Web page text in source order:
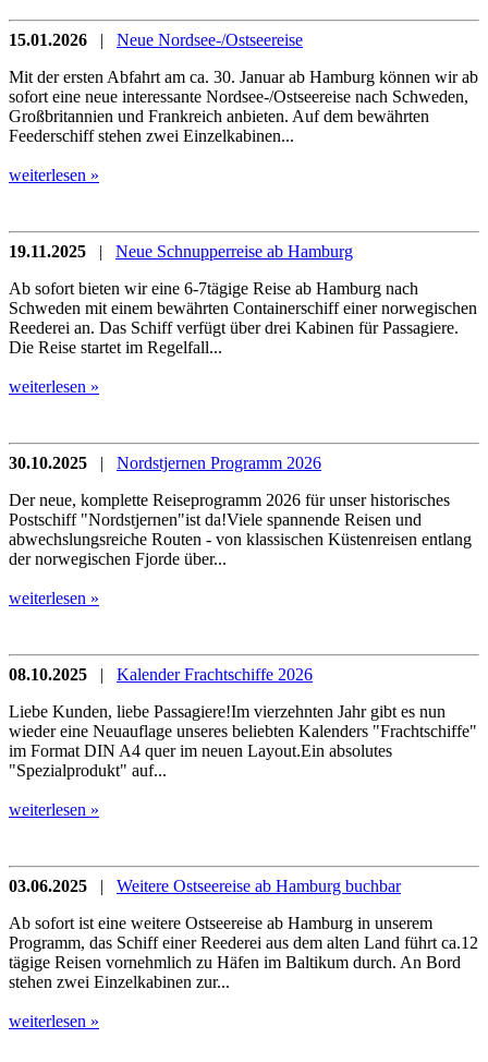
15.01.2026 | Neue Nordsee-/Ostseereise
Mit der ersten Abfahrt am ca. 30. Januar ab Hamburg können wir ab
sofort eine neue interessante Nordsee-/Ostseereise nach Schweden,
Großbritannien und Frankreich anbieten. Auf dem bewährten
Feederschiff stehen zwei Einzelkabinen...
weiterlesen »
19.11.2025 | Neue Schnupperreise ab Hamburg
Ab sofort bieten wir eine 6-7tägige Reise ab Hamburg nach
Schweden mit einem bewährten Containerschiff einer norwegischen
Reederei an. Das Schiff verfügt über drei Kabinen für Passagiere.
Die Reise startet im Regelfall...
weiterlesen »
30.10.2025 | Nordstjernen Programm 2026
Der neue, komplette Reiseprogramm 2026 für unser historisches
Postschiff "Nordstjernen"ist da!Viele spannende Reisen und
abwechslungsreiche Routen - von klassischen Küstenreisen entlang
der norwegischen Fjorde über...
weiterlesen »
08.10.2025 | Kalender Frachtschiffe 2026
Liebe Kunden, liebe Passagiere!Im vierzehnten Jahr gibt es nun
wieder eine Neuauflage unseres beliebten Kalenders "Frachtschiffe"
im Format DIN A4 quer im neuen Layout.Ein absolutes
"Spezialprodukt" auf...
weiterlesen »
03.06.2025 | Weitere Ostseereise ab Hamburg buchbar
Ab sofort ist eine weitere Ostseereise ab Hamburg in unserem
Programm, das Schiff einer Reederei aus dem alten Land führt ca.12
tägige Reisen vornehmlich zu Häfen im Baltikum durch. An Bord
stehen zwei Einzelkabinen zur...
weiterlesen »